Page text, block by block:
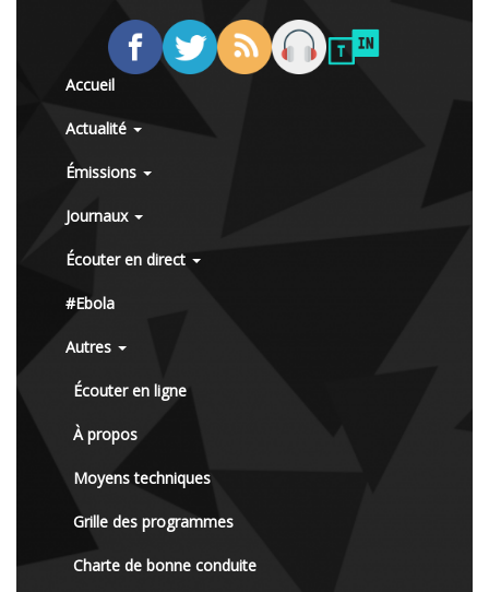
Accueil
Actualité
Émissions
Journaux
Écouter en direct
#Ebola
Autres
Écouter en ligne
À propos
Moyens techniques
Grille des programmes
Charte de bonne conduite